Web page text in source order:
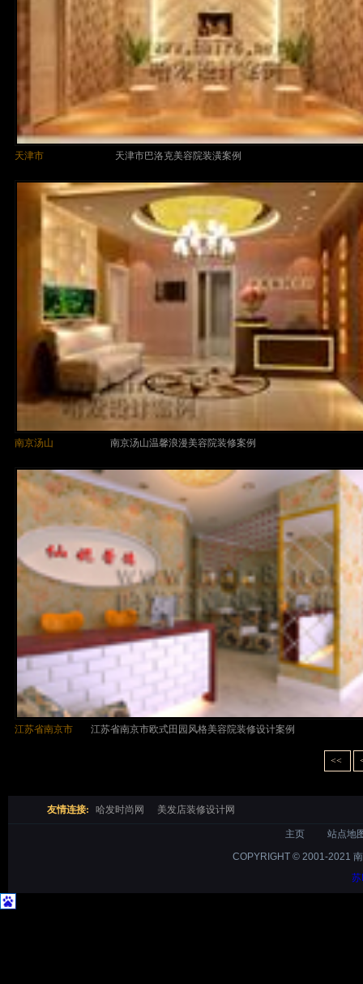
天津市 天津市巴洛克美容院装潢案例
南京汤山 南京汤山温馨浪漫美容院装修案例
江苏省南京市 江苏省南京市欧式田园风格美容院装修设计案例
<<
友情连接: 哈发时尚网 美发店装修设计网
主页 站点地
COPYRIGHT © 2001-2021